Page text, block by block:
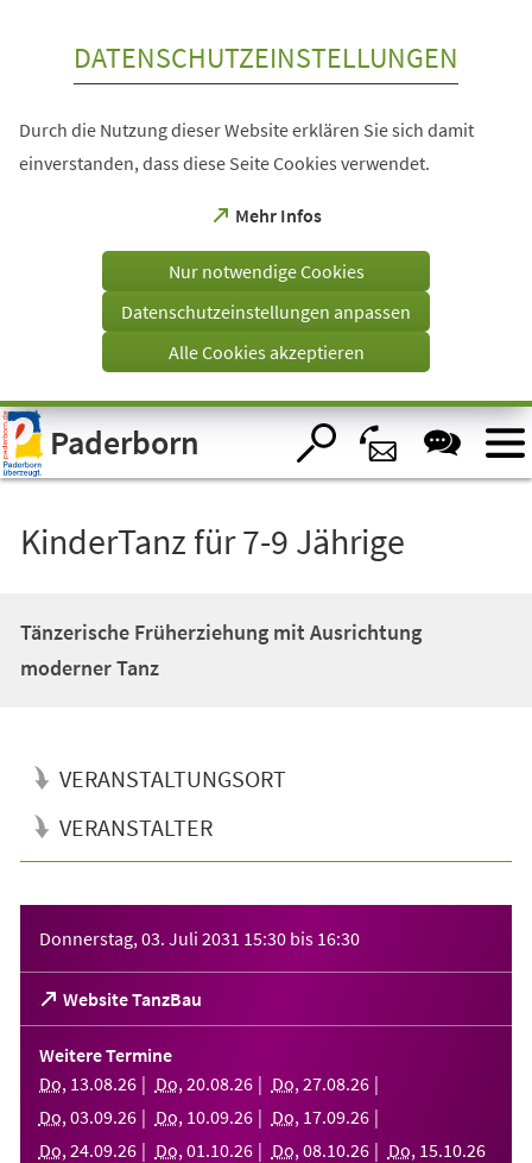
Visuelle
Assistenzsoftware
öffnen.
DATENSCHUTZEINSTELLUNGEN
Durch die Nutzung dieser Website erklären Sie sich damit
einverstanden, dass diese Seite Cookies verwendet.
Mehr Infos
(Öffnet
einem
Tab)
Nur notwendige Cookies
Datenschutzeinstellungen anpassen
Alle Cookies akzeptieren
Paderborn
KinderTanz für 7-9 Jährige
Tänzerische Früherziehung mit Ausrichtung
moderner Tanz
VERANSTALTUNGSORT
VERANSTALTER
Donnerstag, 03. Juli 2031 15:30 bis 16:30
Website TanzBau
(Öffnet
in
einem
neuen
Tab)
Weitere Termine
Do, 13.08.26 Do, 20.08.26 Do, 27.08.26
Do, 03.09.26 Do, 10.09.26 Do, 17.09.26
Do, 24.09.26 Do, 01 .10.26 Do, 08.10.26 Do, 15.10.26